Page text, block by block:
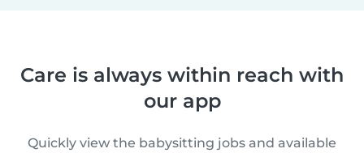
Care is always within reach with
our app
Quickly view the babysitting jobs and available